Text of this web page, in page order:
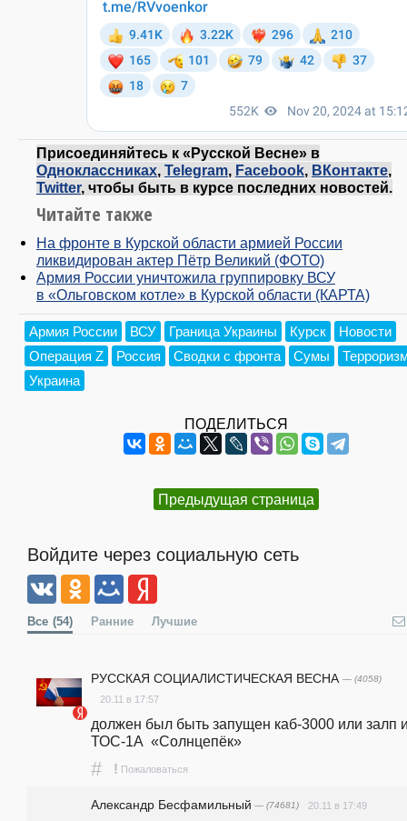
Присоединяйтесь к «Русской Весне» в
Одноклассниках, Telegram, Facebook, ВКонтакте,
Twitter, чтобы быть в курсе последних новостей.
Читайте также
На фронте в Курской области армией России
ликвидирован актер Пётр Великий (ФОТО)
Армия России уничтожила группировку ВСУ
в «Ольговском котле» в Курской области (КАРТА)
Армия России ВСУ Граница Украины Курск
Новости
Операция Z
Россия Сводки с фронта Сумы
Украина
ПОДЕЛИТЬСЯ
Предыдущая страница
Войдите через социальную сеть
Все (54) Ранние Лучшие
РУССКАЯ СОЦИАЛИСТИЧЕСКАЯ ВЕСНА — (4058)
20.11 в 17:57
должен был быть запущен каб-3000 или залп
ТОС-1А  «Солнцепёк»
# ! Пожаловаться
Александр Бесфамильный — (74681) 20.11 в 17:49